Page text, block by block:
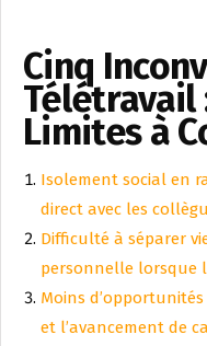
Cinq
Télétravail
Limites à
Isolement social en
direct avec les
Difficulté à séparer
personnelle lorsque
Moins
et l’avancement de